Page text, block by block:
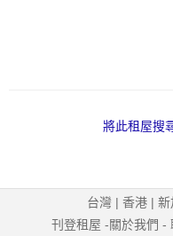
將此租屋搜
台灣| 香港| 新
刊登租屋 -關於我們 -